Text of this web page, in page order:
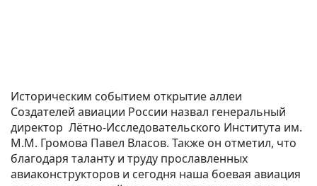
Историческим событием открытие аллеи
Создателей авиации России назвал генеральный
директор Лётно-Исследовательского Института им.
М.М. Громова Павел Власов. Также он отметил, что
благодаря таланту и труду прославленных
авиаконструкторов и сегодня наша боевая авиация